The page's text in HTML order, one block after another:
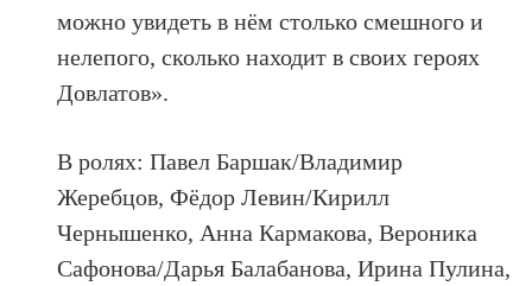
можно увидеть в нём столько смешного и
нелепого, сколько находит в своих героях
Довлатов».
В ролях: Павел Баршак/Владимир
Жеребцов, Фёдор Левин/Кирилл
Чернышенко, Анна Кармакова, Вероника
Сафонова/Дарья Балабанова, Ирина Пулина,